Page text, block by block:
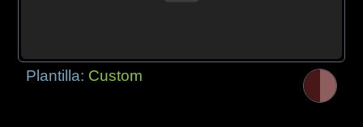
Plantilla: Custom